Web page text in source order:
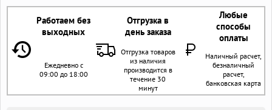
Работаем без
выходных
Отгрузка в
день заказа
Любые
способы
оплаты
Ежедневно с
09:00 до 18:00
Отгрузка товаров
из наличия
производится в
течение 30
минут
Наличный расчет,
безналичный
расчет,
банковская карта